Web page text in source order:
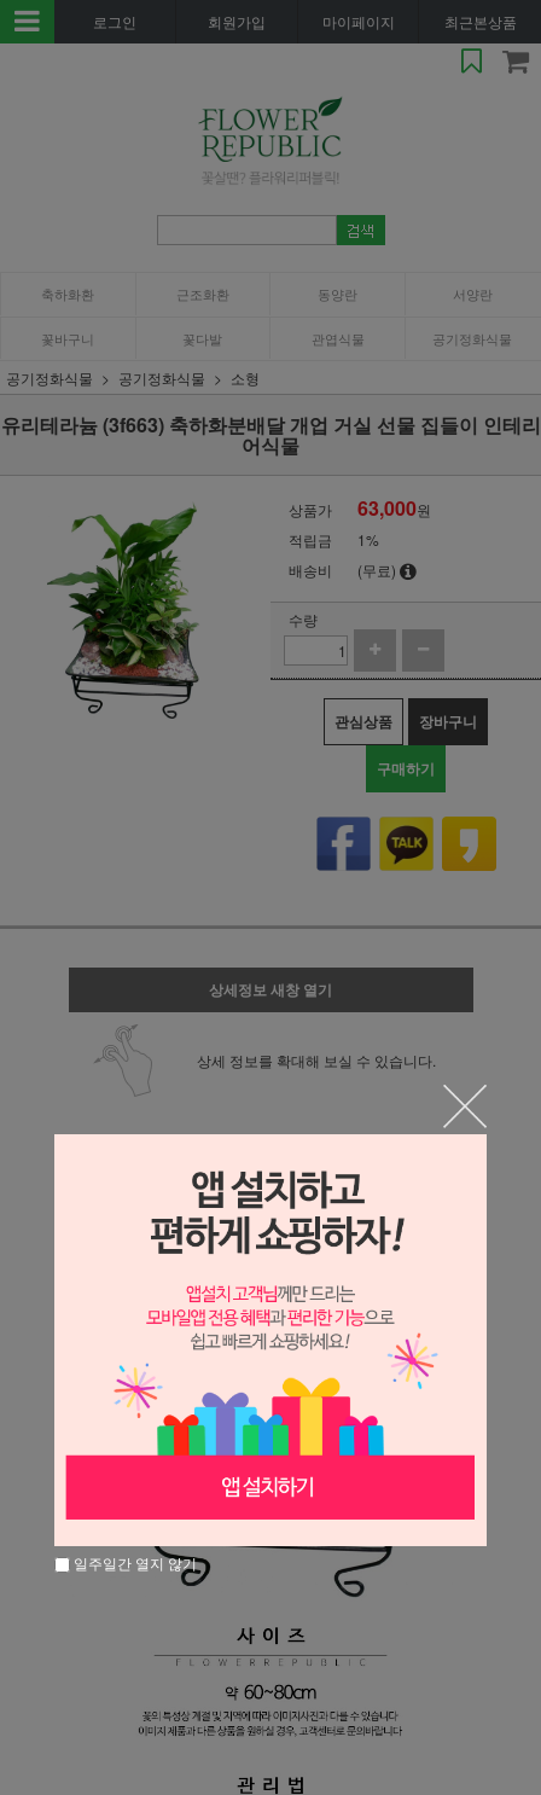
로그인 회원가입 마이페이지 최근본상품
축하화환 근조화환 동양란 서양란
꽃바구니 꽃다발 관엽식물 공기정화식물
공기정화식물 공기정화식물 소형
유리테라늄 (3f663) 축하화분배달 개업 거실 선물 집들이 인테리
어식물
상품가 63,000원
적립금
1%
배송비
(무료)
수량
관심상품 장바구니
구매하기
상세정보 새창 열기
상세 정보를 확대해 보실 수 있습니다.
일주일간 열지 않기